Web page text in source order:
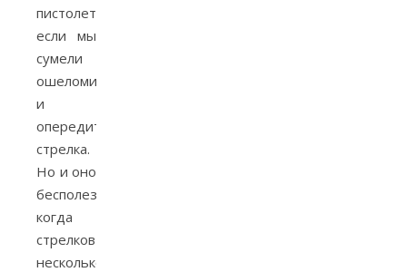
пистолет,
если мы
сумели
ошеломить
и
опередить
стрелка.
Но и оно
бесполезно,
когда
стрелков
несколько.